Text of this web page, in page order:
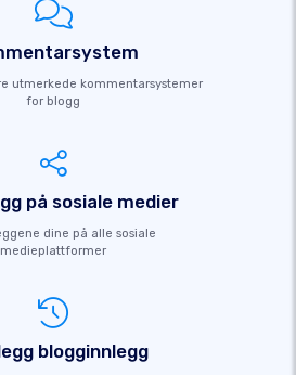
utmerkede kommentarsystemer
for blogg
på sosiale medier
dine på alle sosiale
medieplattformer
blogginnlegg